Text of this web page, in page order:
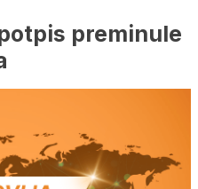
preminule